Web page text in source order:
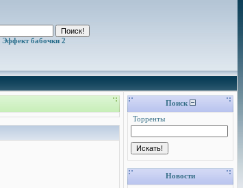
Эффект бабочки 2
Поиск
Торренты
Новости